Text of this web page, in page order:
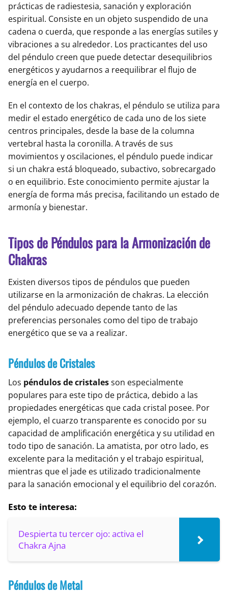
prácticas de radiestesia, sanación y exploración
espiritual. Consiste en un objeto suspendido de una
cadena o cuerda, que responde a las energías sutiles y
vibraciones a su alrededor. Los practicantes del uso
del péndulo creen que puede detectar desequilibrios
energéticos y ayudarnos a reequilibrar el flujo de
energía en el cuerpo.
En el contexto de los chakras, el péndulo se utiliza para
medir el estado energético de cada uno de los siete
centros principales, desde la base de la columna
vertebral hasta la coronilla. A través de sus
movimientos y oscilaciones, el péndulo puede indicar
si un chakra está bloqueado, subactivo, sobrecargado
o en equilibrio. Este conocimiento permite ajustar la
energía de forma más precisa, facilitando un estado de
armonía y bienestar.
Tipos de Péndulos para la Armonización de
Chakras
Existen diversos tipos de péndulos que pueden
utilizarse en la armonización de chakras. La elección
del péndulo adecuado depende tanto de las
preferencias personales como del tipo de trabajo
energético que se va a realizar.
Péndulos de Cristales
Los péndulos de cristalesson especialmente
populares para este tipo de práctica, debido a las
propiedades energéticas que cada cristal posee. Por
ejemplo, el cuarzo transparente es conocido por su
capacidad de amplificación energética y su utilidad en
todo tipo de sanación. La amatista, por otro lado, es
excelente para la meditación y el trabajo espiritual,
mientras que el jade es utilizado tradicionalmente
para la sanación emocional y el equilibrio del corazón.
Esto te interesa:
Despierta tu tercer ojo: activa el
Chakra Ajna
Péndulos de Metal